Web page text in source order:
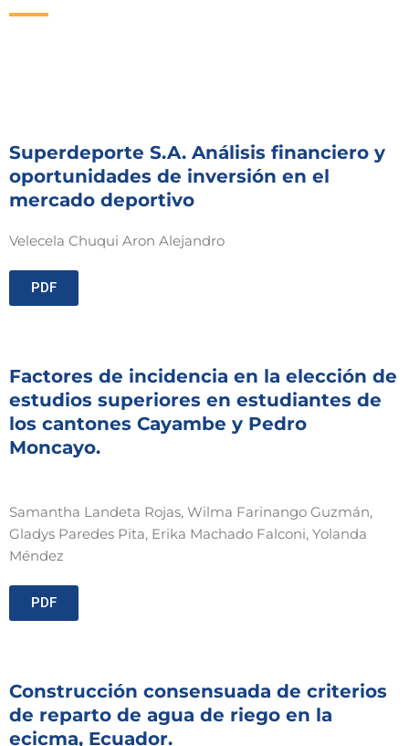
Superdeporte S.A. Análisis financiero y
oportunidades de inversión en el
mercado deportivo
Velecela Chuqui Aron Alejandro
PDF
Factores de incidencia en la elección de
estudios superiores en estudiantes de
los cantones Cayambe y Pedro
Moncayo.
Samantha Landeta Rojas, Wilma Farinango Guzmán,
Gladys Paredes Pita, Erika Machado Falconi, Yolanda
Méndez
PDF
Construcción consensuada de criterios
de reparto de agua de riego en la
ecicma, Ecuador.